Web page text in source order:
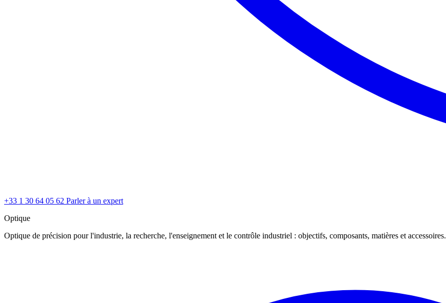
+33 1 30 64 05 62 Parler à un expert
Optique
Optique de précision pour l'industrie, la recherche, l'enseignement et le contrôle industriel : objectifs, composants, matières et accessoires.